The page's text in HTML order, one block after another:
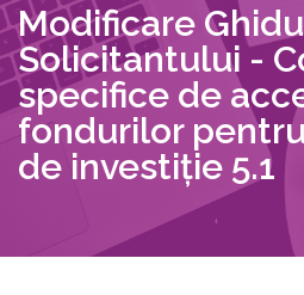
Modificare
Solicitantului -
specifice de
fondurilor
de investiţie 5.1